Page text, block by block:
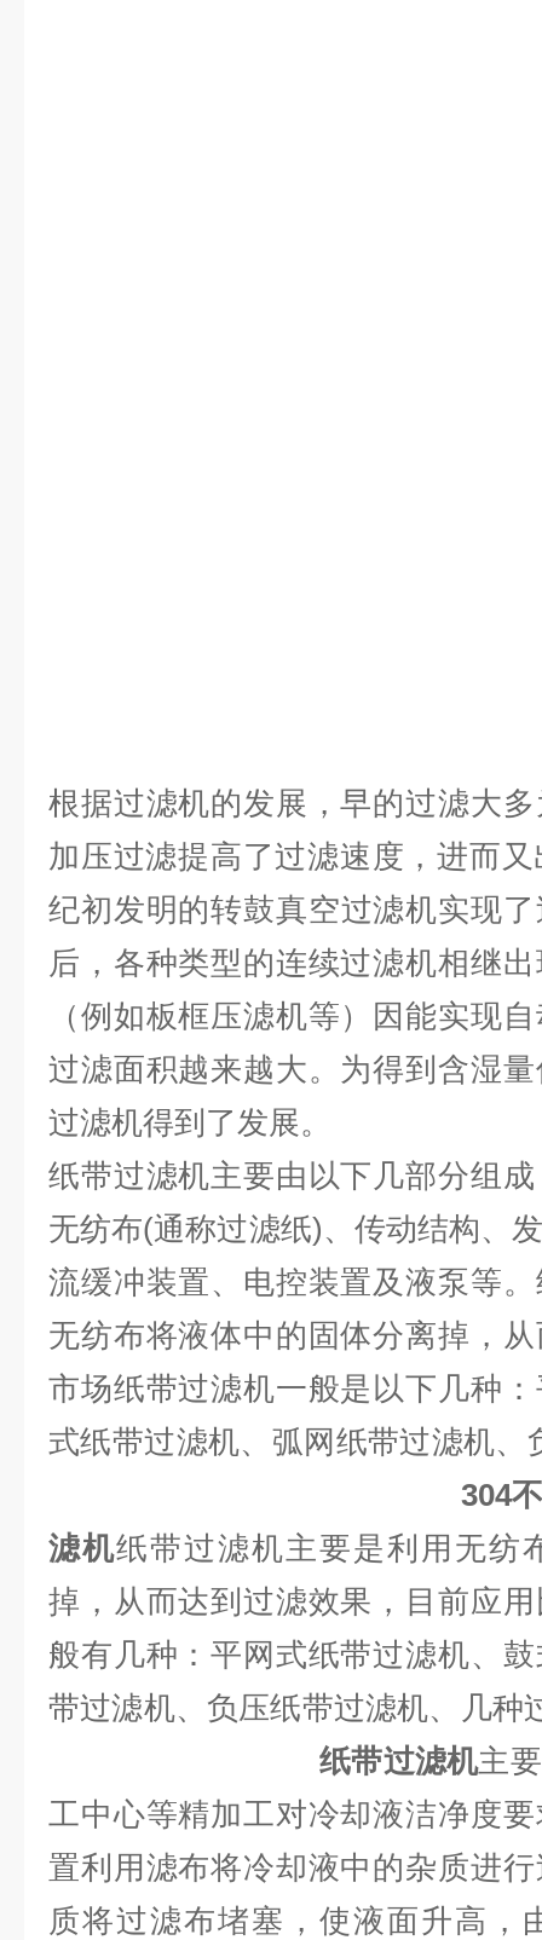
根据过滤机的发展，早的过滤大
加压过滤提高了过滤速度，进而
纪初发明的转鼓真空过滤机实现
后，各种类型的连续过滤机相继
（例如板框压滤机等）因能实现
过滤面积越来越大。为得到含湿
过滤机得到了发展。
纸带过滤机主要由以下几部分组
无纺布(通称过滤纸)、传动结构、
流缓冲装置、电控装置及液泵等。
无纺布将液体中的固体分离掉，
市场纸带过滤机一般是以下几种
式纸带过滤机、弧网纸带过滤机
304
滤机纸带过滤机主要是利用无纺
掉，从而达到过滤效果，目前应
般有几种：平网式纸带过滤机、
带过滤机、负压纸带过滤机、
纸带过滤机主
工中心等精加工对冷却液洁净度
置利用滤布将冷却液中的杂质进
质将过滤布堵塞，使液面升高，